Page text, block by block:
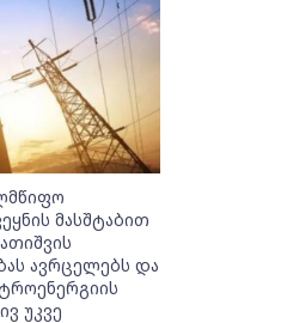
მასშტაბით
ავრცელებს და
უკვე